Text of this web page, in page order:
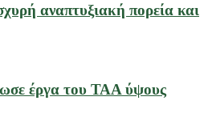
αναπτυξιακή πορεία και
έργα του ΤΑΑ ύψους